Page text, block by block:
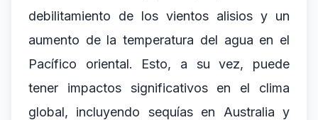
debilitamiento de los vientos alisios y un
aumento de la temperatura del agua en el
Pacífico oriental. Esto, a su vez, puede
tener impactos significativos en el clima
global, incluyendo sequías en Australia y